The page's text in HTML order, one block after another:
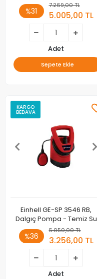
%31
7.269,00 TL
5.005,00 TL
Adet
Sepete Ekle
KARGO
BEDAVA
Einhell GE-SP 3546 RB,
Dalgıç Pompa - Temiz Su
%36
5.050,00 TL
3.256,00 TL
Adet